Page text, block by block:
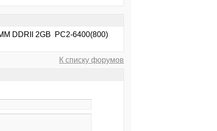
DDRII 2GB PC2-6400(800)
К списку форумов